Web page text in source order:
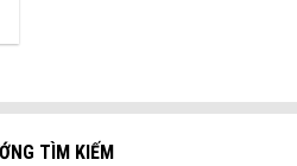
TÌM KIẾM